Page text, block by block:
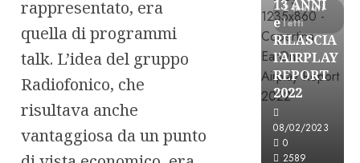
rappresentato, era
quella di programmi
talk. L’idea del gruppo
Radiofonico, che
risultava anche
vantaggiosa da un punto
2 minuti
letti
13 ANNI
e
RILASCIA
l’AIRPLAY
REPORT
2022
08/02/2023
0
2589
Partnership